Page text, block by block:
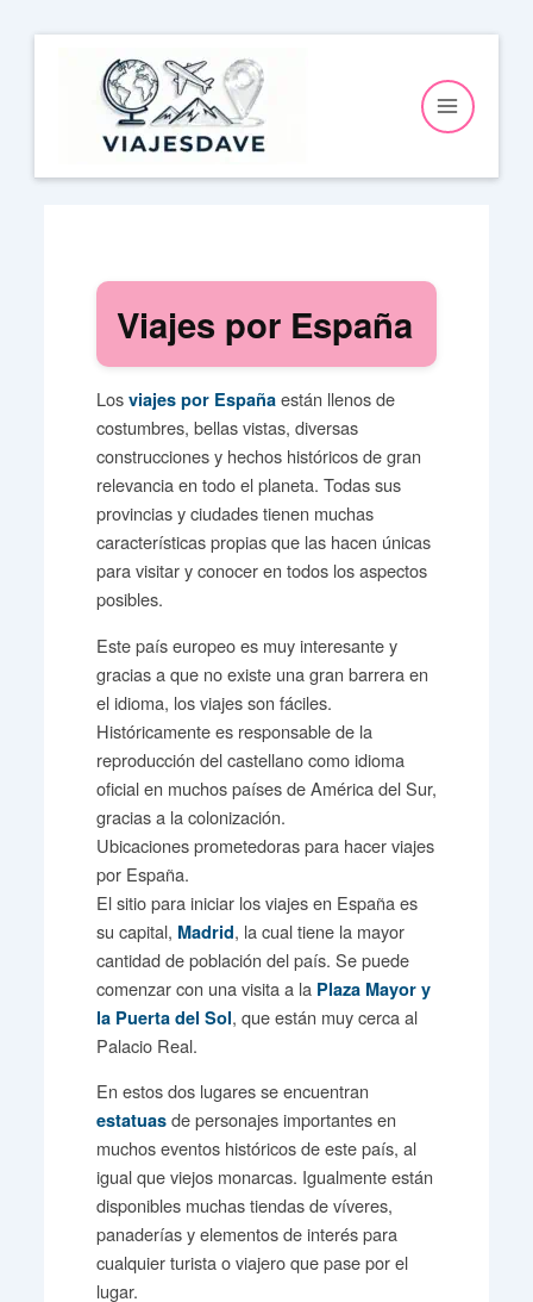
contenido
Viajes por España
Los viajes por Españaestán llenos de
costumbres, bellas vistas, diversas
construcciones y hechos históricos de gran
relevancia en todo el planeta. Todas sus
provincias y ciudades tienen muchas
características propias que las hacen únicas
para visitar y conocer en todos los aspectos
posibles.
Este país europeo es muy interesante y
gracias a que no existe una gran barrera en
el idioma, los viajes son fáciles.
Históricamente es responsable de la
reproducción del castellano como idioma
oficial en muchos países de América del Sur,
gracias a la colonización.
Ubicaciones prometedoras para hacer viajes
por España.
El sitio para iniciar los viajes en España es
su capital, Madrid, la cual tiene la mayor
cantidad de población del país. Se puede
comenzar con una visita a la Plaza Mayor y
la Puerta del Sol, que están muy cerca al
Palacio Real.
En estos dos lugares se encuentran
estatuasde personajes importantes en
muchos eventos históricos de este país, al
igual que viejos monarcas. Igualmente están
disponibles muchas tiendas de víveres,
panaderías y elementos de interés para
cualquier turista o viajero que pase por el
lugar.